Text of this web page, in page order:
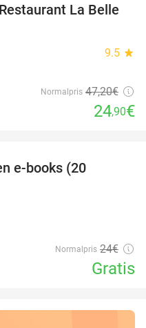
47%
La Belle
9.5 star
Normalpris 47,20€
24,90€
e-books (20
Normalpris 24€
Gratis